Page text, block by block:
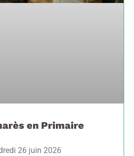
en Primaire
26 juin 2026